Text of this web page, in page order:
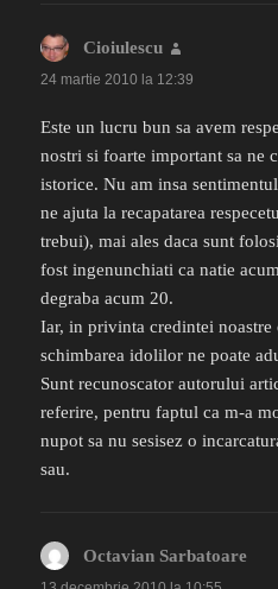
Cioiulescu
24 martie 2010 la 12:39
Este un lucru bun sa avem
nostri si foarte important sa ne
istorice. Nu am insa
ne ajuta la recapatarea
trebui), mai ales daca sunt
fost ingenunchiati ca natie
degraba acum 20.
Iar, in privinta credintei
schimbarea idolilor ne poate
Sunt recunoscator autorului
referire, pentru faptul ca m-a
nupot sa nu sesisez o
sau.
Octavian Sarbatoare